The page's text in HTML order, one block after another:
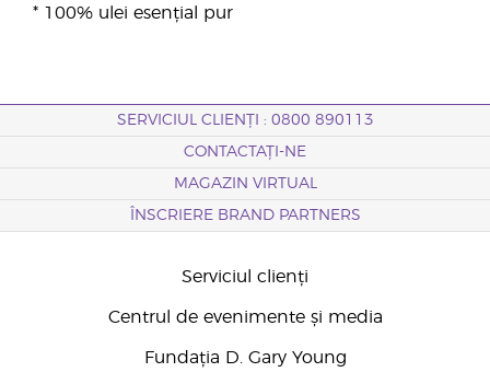
* 100% ulei esențial pur
SERVICIUL CLIENȚI : 0800 890113
CONTACTAȚI-NE
MAGAZIN VIRTUAL
ÎNSCRIERE BRAND PARTNERS
Serviciul clienți
Centrul de evenimente și media
Fundația D. Gary Young